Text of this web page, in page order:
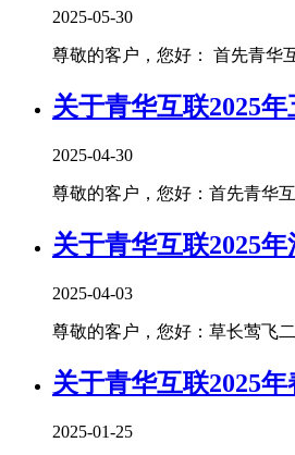
2025-05-30
尊敬的客户，您好： 首先青华
关于青华互联2025
2025-04-30
尊敬的客户，您好：首先青华
关于青华互联2025
2025-04-03
尊敬的客户，您好：草长莺飞
关于青华互联2025
2025-01-25